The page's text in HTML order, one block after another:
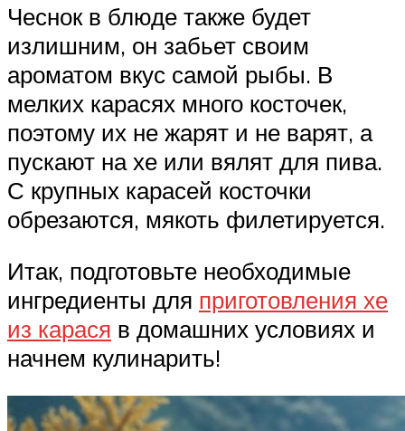
Чеснок в блюде также будет
излишним, он забьет своим
ароматом вкус самой рыбы. В
мелких карасях много косточек,
поэтому их не жарят и не варят, а
пускают на хе или вялят для пива.
С крупных карасей косточки
обрезаются, мякоть филетируется.
Итак, подготовьте необходимые
ингредиенты для приготовления хе
из карася в домашних условиях и
начнем кулинарить!